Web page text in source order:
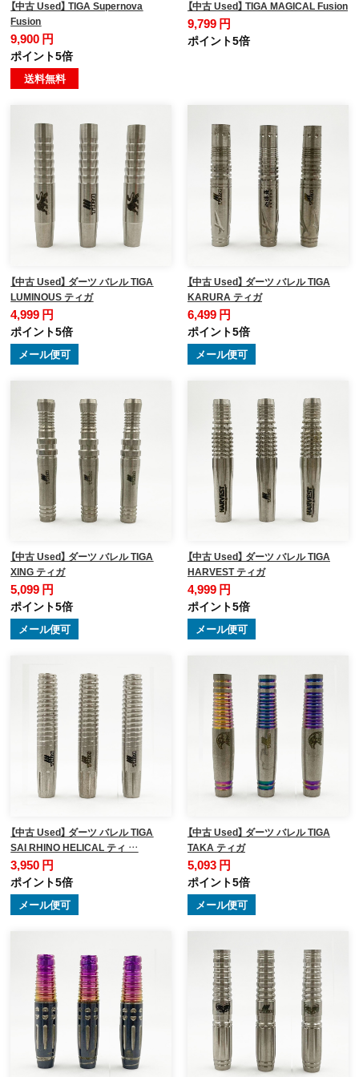
【中古 Used】 TIGA Supernova
Fusion
9,900 円
ポイント5倍
送料無料
【中古 Used】 TIGA MAGICAL Fusion
9,799 円
ポイント5倍
【中古 Used】 ダーツ バレル TIGA
LUMINOUS ティガ
4,999 円
ポイント5倍
メール便可
【中古 Used】 ダーツ バレル TIGA
KARURA ティガ
6,499 円
ポイント5倍
メール便可
【中古 Used】 ダーツ バレル TIGA
XING ティガ
5,099 円
ポイント5倍
メール便可
【中古 Used】 ダーツ バレル TIGA
HARVEST ティガ
4,999 円
ポイント5倍
メール便可
【中古 Used】 ダーツ バレル TIGA
SAI RHINO HELICAL ティ …
3,950 円
ポイント5倍
メール便可
【中古 Used】 ダーツ バレル TIGA
TAKA ティガ
5,093 円
ポイント5倍
メール便可